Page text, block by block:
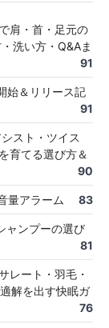
肩・首・足元の
洗い方・Q&Aま
91
始＆リリース記
91
スト・ツイス
育てる選び方＆
90
量アラーム 83
ャンプーの選び
81
レート・羽毛・
解を出す快眠ガ
76